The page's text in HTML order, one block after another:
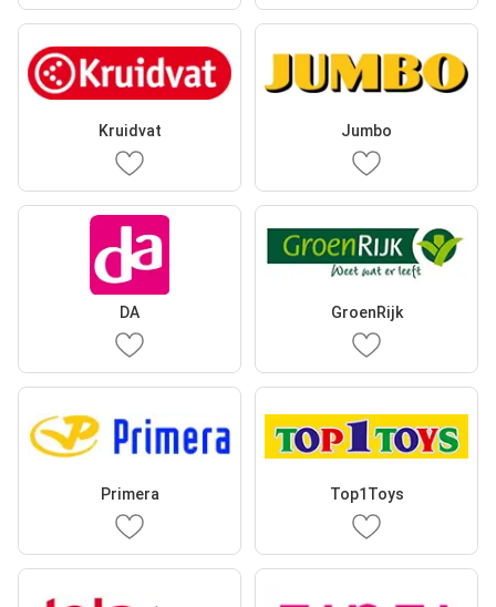
Kruidvat Jumbo
DA GroenRijk
Primera Top1Toys